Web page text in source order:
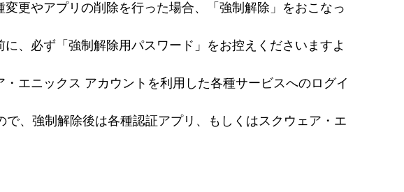
更やアプリの削除を行った場合、「強制解除」をおこなっ
、必ず「強制解除用パスワード」をお控えくださいますよ
エニックス アカウントを利用した各種サービスへのログイ
、強制解除後は各種認証アプリ、もしくはスクウェア・エ